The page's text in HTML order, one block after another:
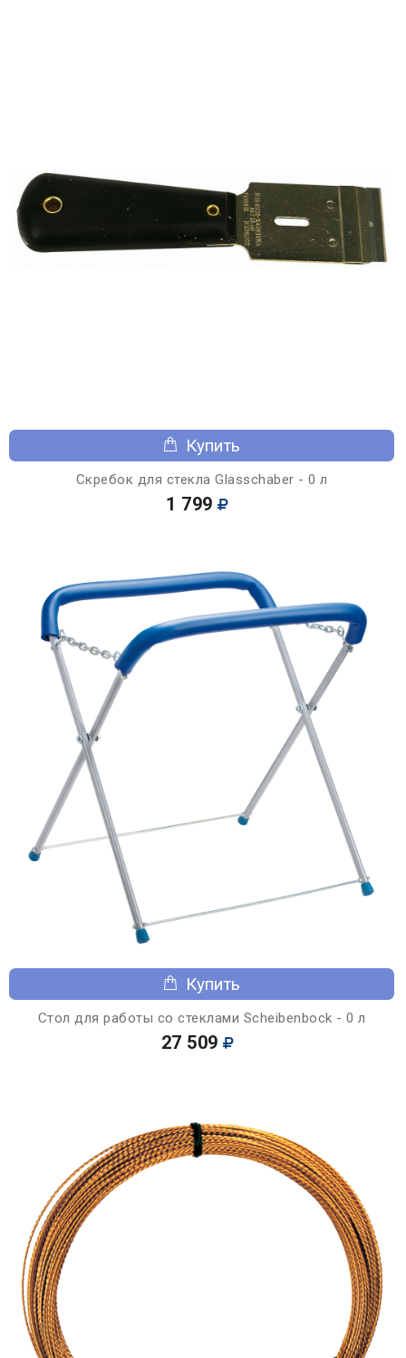
Купить
Скребок для стекла Glasschaber - 0 л
1 799
Купить
Стол для работы со стеклами Scheibenbock - 0 л
27 509